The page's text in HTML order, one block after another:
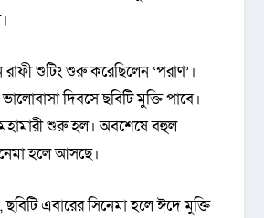
শুটিং শুরু করেছিলেন ‘পরাণ’।
দিবসে ছবিটি মুক্তি পাবে।
শুরু হল। অবশেষে বহুল
হলে আসছে।
ছবিটি এবারের সিনেমা হলে ঈদে মুক্তি